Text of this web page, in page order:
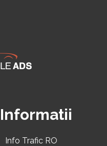
Informatii
Info Trafic RO